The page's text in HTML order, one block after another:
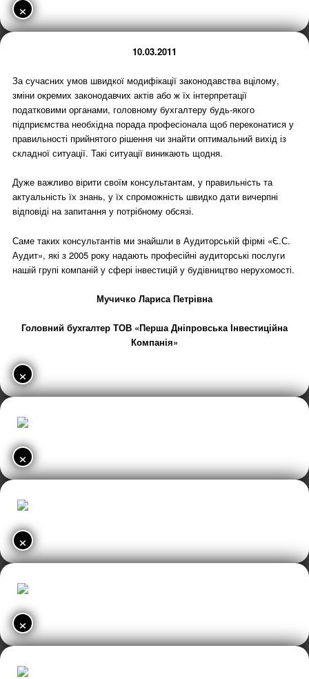
×
10.03.2011
За сучасних умов швидкої модифікації законодавства вцілому,
зміни окремих законодавчих актів або ж їх інтерпретації
податковими органами, головному бухгалтеру будь-якого
підприємства необхідна порада професіонала щоб переконатися у
правильності прийнятого рішення чи знайти оптимальний вихід із
складної ситуації. Такі ситуації виникають щодня.
Дуже важливо вірити своїм консультантам, у правильність та
актуальність їх знань, у їх спроможність швидко дати вичерпні
відповіді на запитання у потрібному обсязі.
Саме таких консультантів ми знайшли в Аудиторській фірмі «Є.С.
Аудит», які з 2005 року надають професійні аудиторські послуги
нашій групі компаній у сфері інвестицій у будівництво нерухомості.
Мучичко Лариса Петрівна
Головний бухгалтер ТОВ «Перша Дніпровська Інвестиційна
Компанія»
×
×
×
×